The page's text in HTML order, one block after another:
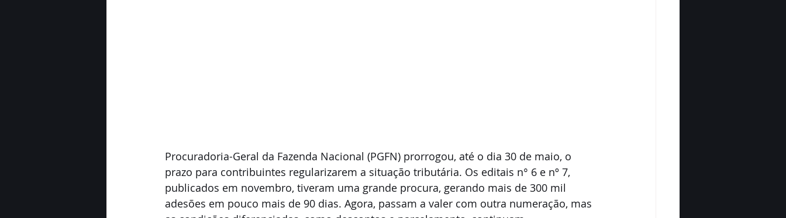
Procuradoria-Geral da Fazenda Nacional (PGFN) prorrogou, até o dia 30 de maio, o
prazo para contribuintes regularizarem a situação tributária. Os editais n° 6 e nº 7,
publicados em novembro, tiveram uma grande procura, gerando mais de 300 mil
adesões em pouco mais de 90 dias. Agora, passam a valer com outra numeração, mas